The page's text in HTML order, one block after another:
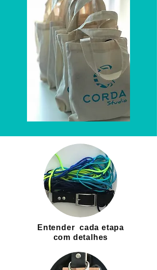
Entender cada etapa
com detalhes